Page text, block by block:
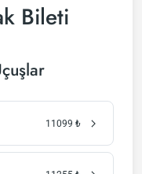
Bileti
11099 ₺